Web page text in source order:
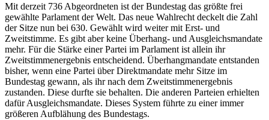
Mit derzeit 736 Abgeordneten ist der Bundestag das größte frei
gewählte Parlament der Welt. Das neue Wahlrecht deckelt die Zahl
der Sitze nun bei 630. Gewählt wird weiter mit Erst- und
Zweitstimme. Es gibt aber keine Überhang- und Ausgleichsmandate
mehr. Für die Stärke einer Partei im Parlament ist allein ihr
Zweitstimmenergebnis entscheidend. Überhangmandate entstanden
bisher, wenn eine Partei über Direktmandate mehr Sitze im
Bundestag gewann, als ihr nach dem Zweitstimmenergebnis
zustanden. Diese durfte sie behalten. Die anderen Parteien erhielten
dafür Ausgleichsmandate. Dieses System führte zu einer immer
größeren Aufblähung des Bundestags.